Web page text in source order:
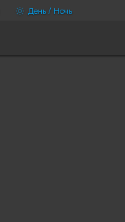
День / Ночь